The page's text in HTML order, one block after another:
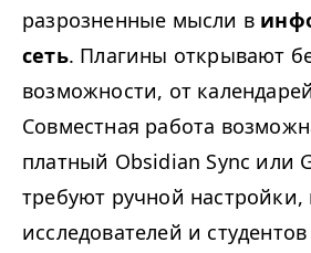
разрозненные мысли в
сеть. Плагины открывают
возможности, от
Совместная работа
платный Obsidian Sync или
требуют ручной настройки,
исследователей и